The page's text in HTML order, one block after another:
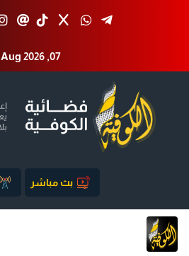
Aug 2026 ,07
بث مباشر